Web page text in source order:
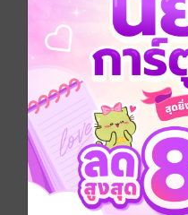
ประเภทไฟล์
วันที่วางขาย
ความยาว
ราคาปก
ฉบับย้อนหลัง